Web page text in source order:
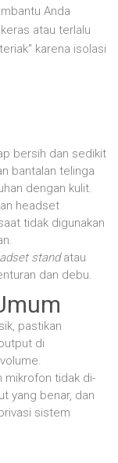
Anda
atau terlalu
karena isolasi
bersih dan sedikit
bantalan telinga
dengan kulit.
headset
tidak digunakan
standatau
dan debu.
pastikan
di
mikrofon tidak di-
yang benar, dan
sistem